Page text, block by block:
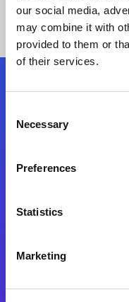
our social media,
may combine it with
provided to them or
of their services.
Selection
Necessary
Preferences
Statistics
Marketing
Kövessen minket!